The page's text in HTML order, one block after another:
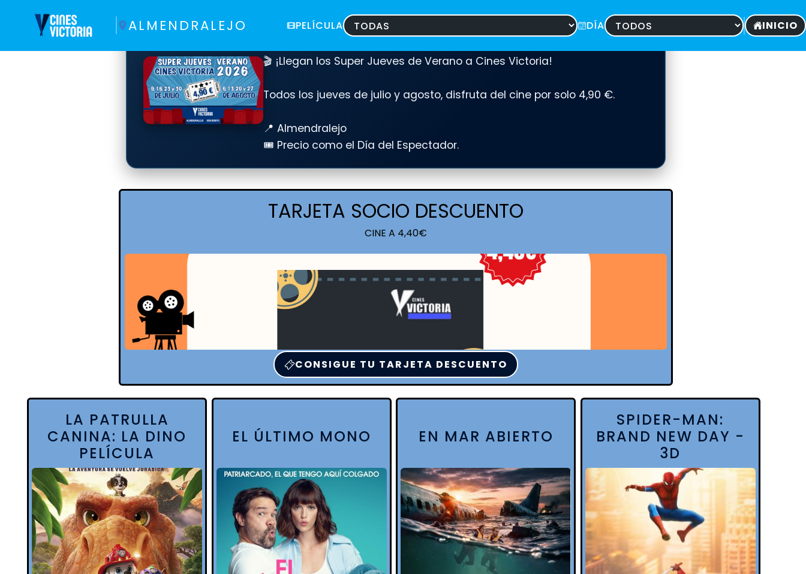
ALMENDRALEJO PELÍCULA DÍA INICIO
SUPER JUEVES VERANO 2026
🎬 ¡Llegan los Super Jueves de Verano a Cines Victoria!
Todos los jueves de julio y agosto, disfruta del cine por solo 4,90 €.
📍 Almendralejo
🎟️ Precio como el Día del Espectador.
TARJETA SOCIO DESCUENTO
CINE A 4,40€
CONSIGUE TU TARJETA DESCUENTO
LA PATRULLA
CANINA: LA DINO
PELÍCULA
EL ÚLTIMO MONO EN MAR ABIERTO
SPIDER-MAN:
BRAND NEW DAY -
3D